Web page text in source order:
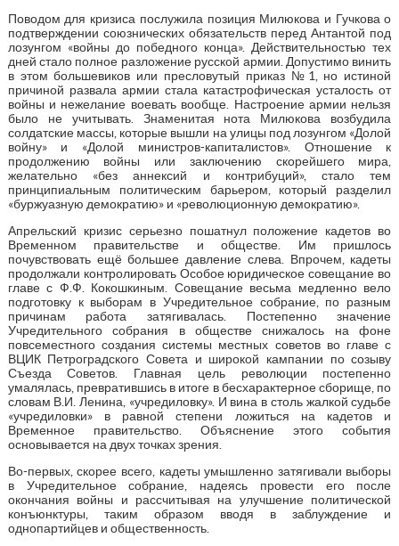
Поводом для кризиса послужила позиция Милюкова и Гучкова о
подтверждении союзнических обязательств перед Антантой под
лозунгом «войны до победного конца». Действительностью тех
дней стало полное разложение русской армии. Допустимо винить
в этом большевиков или пресловутый приказ №1, но истиной
причиной развала армии стала катастрофическая усталость от
войны и нежелание воевать вообще. Настроение армии нельзя
было не учитывать. Знаменитая нота Милюкова возбудила
солдатские массы, которые вышли на улицы под лозунгом «Долой
войну» и «Долой министров-капиталистов». Отношение к
продолжению войны или заключению скорейшего мира,
желательно «без аннексий и контрибуций», стало тем
принципиальным политическим барьером, который разделил
«буржуазную демократию» и «революционную демократию».
Апрельский кризис серьезно пошатнул положение кадетов во
Временном правительстве и обществе. Им пришлось
почувствовать ещё большее давление слева. Впрочем, кадеты
продолжали контролировать Особое юридическое совещание во
главе с Ф.Ф. Кокошкиным. Совещание весьма медленно вело
подготовку к выборам в Учредительное собрание, по разным
причинам работа затягивалась. Постепенно значение
Учредительного собрания в обществе снижалось на фоне
повсеместного создания системы местных советов во главе с
ВЦИК Петроградского Совета и широкой кампании по созыву
Съезда Советов. Главная цель революции постепенно
умалялась, превратившись в итоге в бесхарактерное сборище, по
словам В.И. Ленина, «учредиловку». И вина в столь жалкой судьбе
«учредиловки» в равной степени ложиться на кадетов и
Временное правительство. Объяснение этого события
основывается на двух точках зрения.
Во-первых, скорее всего, кадеты умышленно затягивали выборы
в Учредительное собрание, надеясь провести его после
окончания войны и рассчитывая на улучшение политической
конъюнктуры, таким образом вводя в заблуждение и
однопартийцев и общественность.